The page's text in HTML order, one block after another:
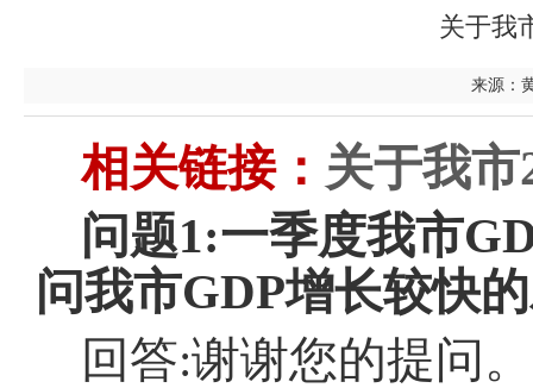
关于我
来源：
相关链接： 关于我
问题1:一季度我市
问我市GDP增长较快
回答:谢谢您的提问